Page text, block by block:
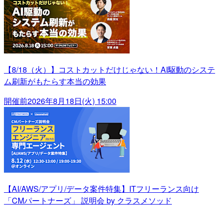
【8/18（火）】コストカットだけじゃない！AI駆動のシステ
ム刷新がもたらす本当の効果
開催前2026年8月18日(火) 15:00
【AI/AWS/アプリ/データ案件特集】ITフリーランス向け
「CMパートナーズ」 説明会 by クラスメソッド